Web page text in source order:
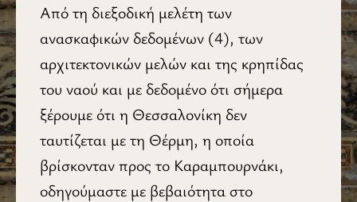
Από τη διεξοδική μελέτη των
ανασκαφικών δεδομένων (4), των
αρχιτεκτονικών μελών και της κρηπίδας
του ναού και με δεδομένο ότι σήμερα
ξέρουμε ότι η Θεσσαλονίκη δεν
ταυτίζεται με τη Θέρμη, η οποία
βρίσκονταν προς το Καραμπουρνάκι,
οδηγούμαστε με βεβαιότητα στο